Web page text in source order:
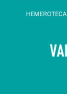
HEMEROTECA